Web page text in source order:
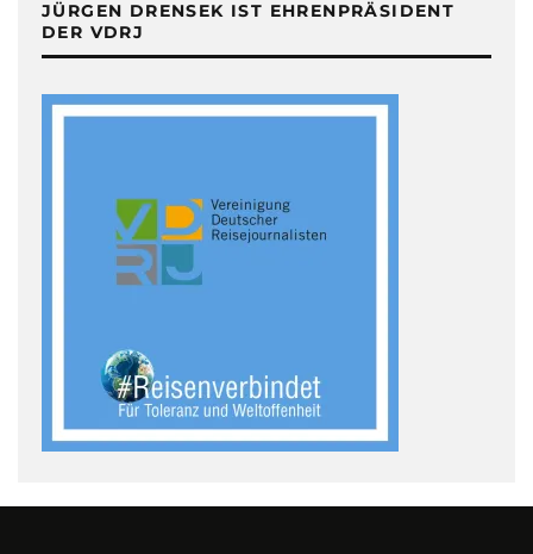
JÜRGEN DRENSEK IST EHRENPRÄSIDENT
DER VDRJ